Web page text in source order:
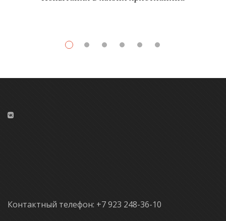
Контактный телефон: +7 923 248-36-10